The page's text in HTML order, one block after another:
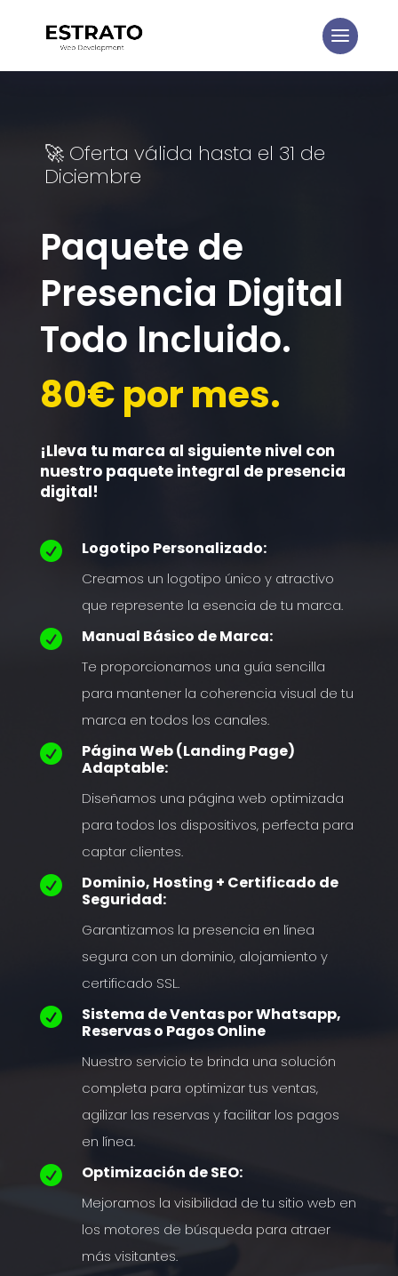
🚀 Oferta válida hasta el 31 de
Diciembre
Paquete de
Presencia Digital
Todo Incluido.
80€ por mes.
¡Lleva tu marca al siguiente nivel con
nuestro paquete integral de presencia
digital!
 Logotipo Personalizado:
Creamos un logotipo único y atractivo
que represente la esencia de tu marca.
 Manual Básico de Marca:
Te proporcionamos una guía sencilla
para mantener la coherencia visual de tu
marca en todos los canales.

Página Web (Landing Page)
Adaptable:
Diseñamos una página web optimizada
para todos los dispositivos, perfecta para
captar clientes.

Dominio, Hosting + Certificado de
Seguridad:
Garantizamos la presencia en línea
segura con un dominio, alojamiento y
certificado SSL.

Sistema de Ventas por Whatsapp,
Reservas o Pagos Online
Nuestro servicio te brinda una solución
completa para optimizar tus ventas,
agilizar las reservas y facilitar los pagos
en línea.
 Optimización de SEO:
Mejoramos la visibilidad de tu sitio web en
los motores de búsqueda para atraer
más visitantes.